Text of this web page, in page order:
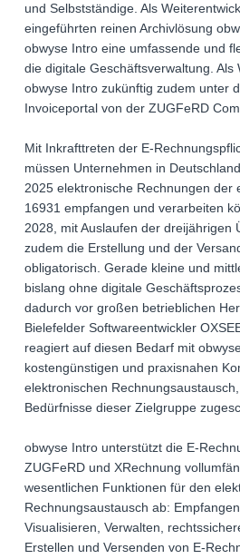
und Selbstständige. Als
eingeführten reinen Archivlösung
obwyse Intro eine umfassende und
die digitale Geschäftsverwaltung. Als
obwyse Intro zukünftig zudem unter
Invoiceportal von der ZUGFeRD
Mit Inkrafttreten der E-
müssen Unternehmen in
2025 elektronische Rechnungen der
16931 empfangen und verarbeiten
2028, mit Auslaufen der dreijährigen
zudem die Erstellung und der
obligatorisch. Gerade kleine und
bislang ohne digitale
dadurch vor großen betrieblichen
Bielefelder Softwareentwickler
reagiert auf diesen Bedarf mit
kostengünstigen und praxisnahen
elektronischen
Bedürfnisse dieser Zielgruppe
obwyse Intro unterstützt die E-
ZUGFeRD und XRechnung
wesentlichen Funktionen für den
Rechnungsaustausch ab:
Visualisieren, Verwalten,
Erstellen und Versenden von E-